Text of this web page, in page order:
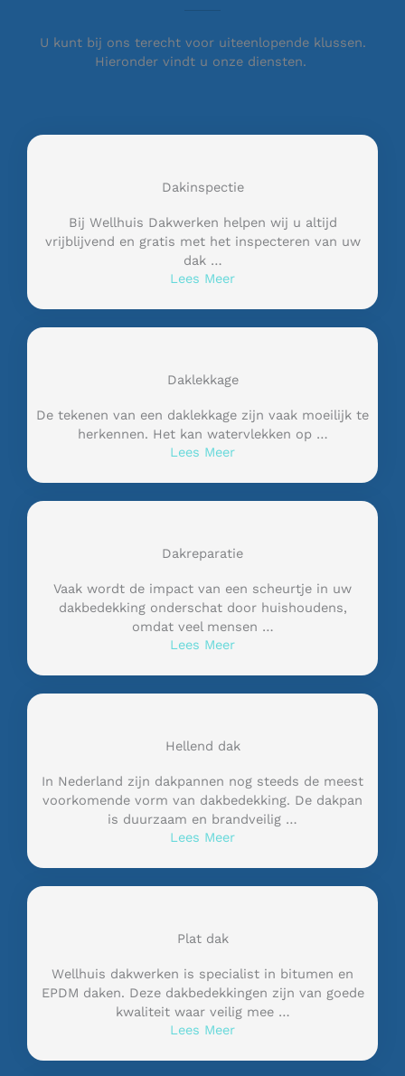
U kunt bij ons terecht voor uiteenlopende klussen.
Hieronder vindt u onze diensten.
Dakinspectie
Bij Wellhuis Dakwerken helpen wij u altijd
vrijblijvend en gratis met het inspecteren van uw
dak …
Lees Meer
Daklekkage
De tekenen van een daklekkage zijn vaak moeilijk te
herkennen. Het kan watervlekken op …
Lees Meer
Dakreparatie
Vaak wordt de impact van een scheurtje in uw
dakbedekking onderschat door huishoudens,
omdat veel mensen …
Lees Meer
Hellend dak
In Nederland zijn dakpannen nog steeds de meest
voorkomende vorm van dakbedekking. De dakpan
is duurzaam en brandveilig …
Lees Meer
Plat dak
Wellhuis dakwerken is specialist in bitumen en
EPDM daken. Deze dakbedekkingen zijn van goede
kwaliteit waar veilig mee …
Lees Meer